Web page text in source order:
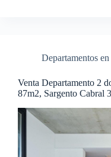
Departamentos
Venta Departamento 2
87m2, Sargento Cabral